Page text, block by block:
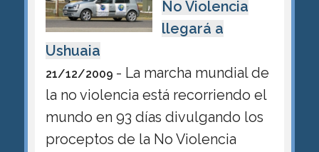
No Violencia
llegará a
Ushuaia
21/12/2009 - La marcha mundial de
la no violencia está recorriendo el
mundo en 93 días divulgando los
proceptos de la No Violencia